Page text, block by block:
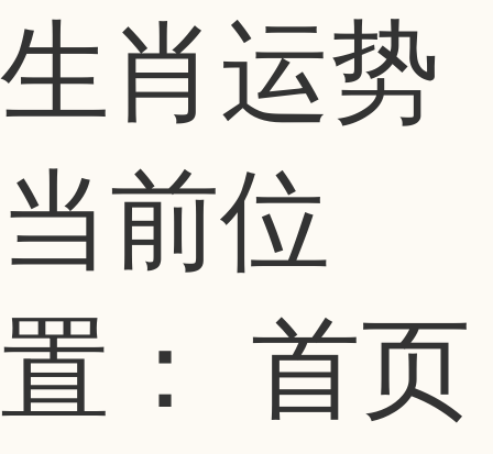
生肖运势
当前位
置： 首页